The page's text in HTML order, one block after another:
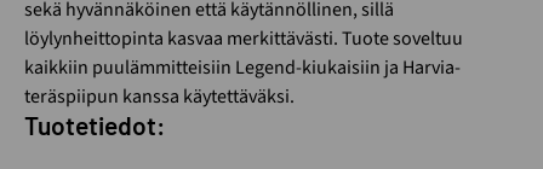
sekä hyvännäköinen että käytännöllinen, sillä
löylynheittopinta kasvaa merkittävästi. Tuote soveltuu
kaikkiin puulämmitteisiin Legend-kiukaisiin ja Harvia-
teräspiipun kanssa käytettäväksi.
Tuotetiedot: